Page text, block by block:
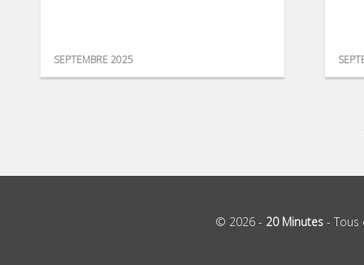
SEPTEMBRE 2025
© 2026 - 20 Minutes -